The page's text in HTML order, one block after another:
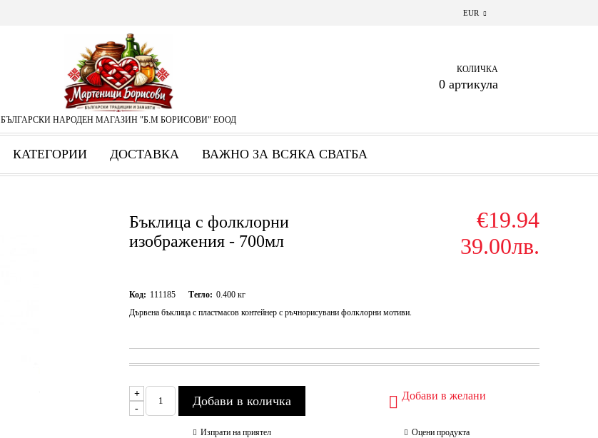
EUR
БЪЛГАРСКИ НАРОДЕН МАГАЗИН "Б.М БОРИСОВИ" ЕООД
КОЛИЧКА
0 артикула
КАТЕГОРИИ ДОСТАВКА ВАЖНО ЗА ВСЯКА СВАТБА
Бъклица с фолклорни
изображения - 700мл
€19.94
39.00лв.
Код: 111185 Тегло: 0.400 кг
Дървена бъклица с пластмасов контейнер с ръчнорисувани фолклорни мотиви.
+
-
Добави в желани
Изпрати на приятел Оцени продукта